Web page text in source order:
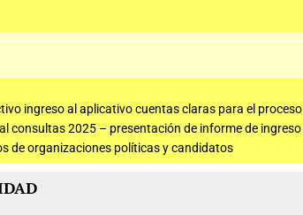
ingreso al aplicativo cuentas claras para el proceso
consultas 2025 – presentación de informe de ingreso
de organizaciones políticas y candidatos